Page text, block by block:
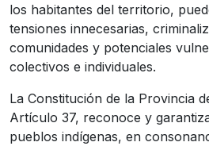
los habitantes del territorio,
tensiones innecesarias,
comunidades y potenciales
colectivos e individuales.
La Constitución de la Provincia
Artículo 37, reconoce y
pueblos indígenas, en